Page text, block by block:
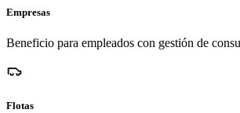
Empresas
Beneficio para empleados con gestión de
Flotas